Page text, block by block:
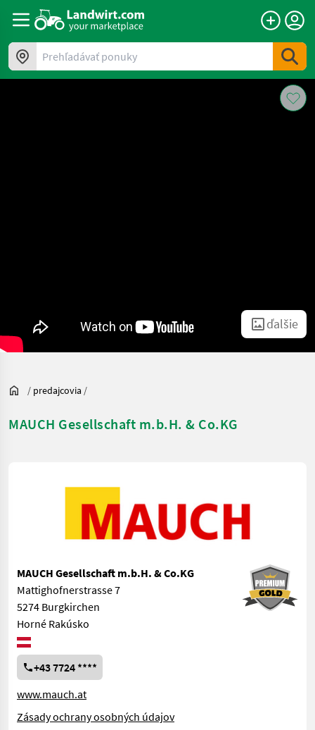
Prehľadávať ponuky
ďalšie
/ predajcovia /
MAUCH Gesellschaft m.b.H. & Co.KG
MAUCH Gesellschaft m.b.H. & Co.KG
Mattighofnerstrasse 7
5274 Burgkirchen
Horné Rakúsko
+43 7724 ****
www.mauch.at
Zásady ochrany osobných údajov